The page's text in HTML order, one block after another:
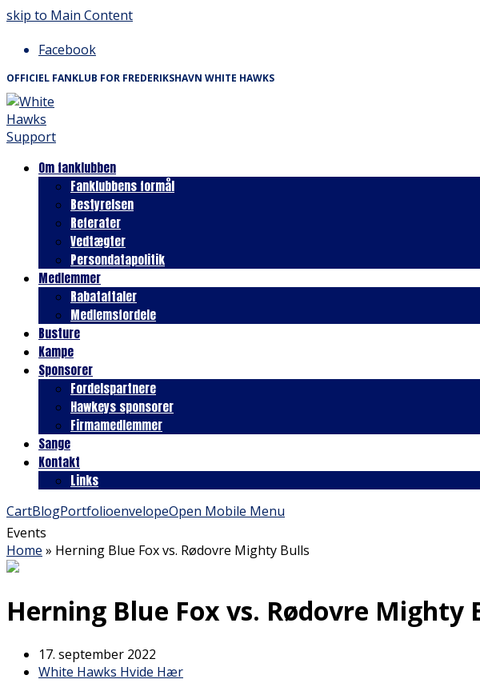
skip to Main Content
Facebook
OFFICIEL FANKLUB FOR FREDERIKSHAVN WHITE HAWKS
Om fanklubben
Fanklubbens formål
Bestyrelsen
Referater
Vedtægter
Persondatapolitik
Medlemmer
Rabataftaler
Medlemsfordele
Busture
Kampe
Sponsorer
Fordelspartnere
Hawkeys sponsorer
Firmamedlemmer
Sange
Kontakt
Links
CartBlogPortfolioenvelopeOpen Mobile Menu
Events
Home » Herning Blue Fox vs. Rødovre Mighty Bulls
Herning Blue Fox vs. Rødovre Mighty
17. september 2022
White Hawks Hvide Hær